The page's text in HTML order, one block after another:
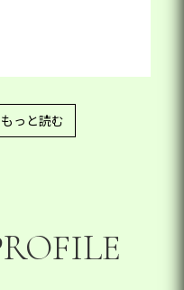
っと読む